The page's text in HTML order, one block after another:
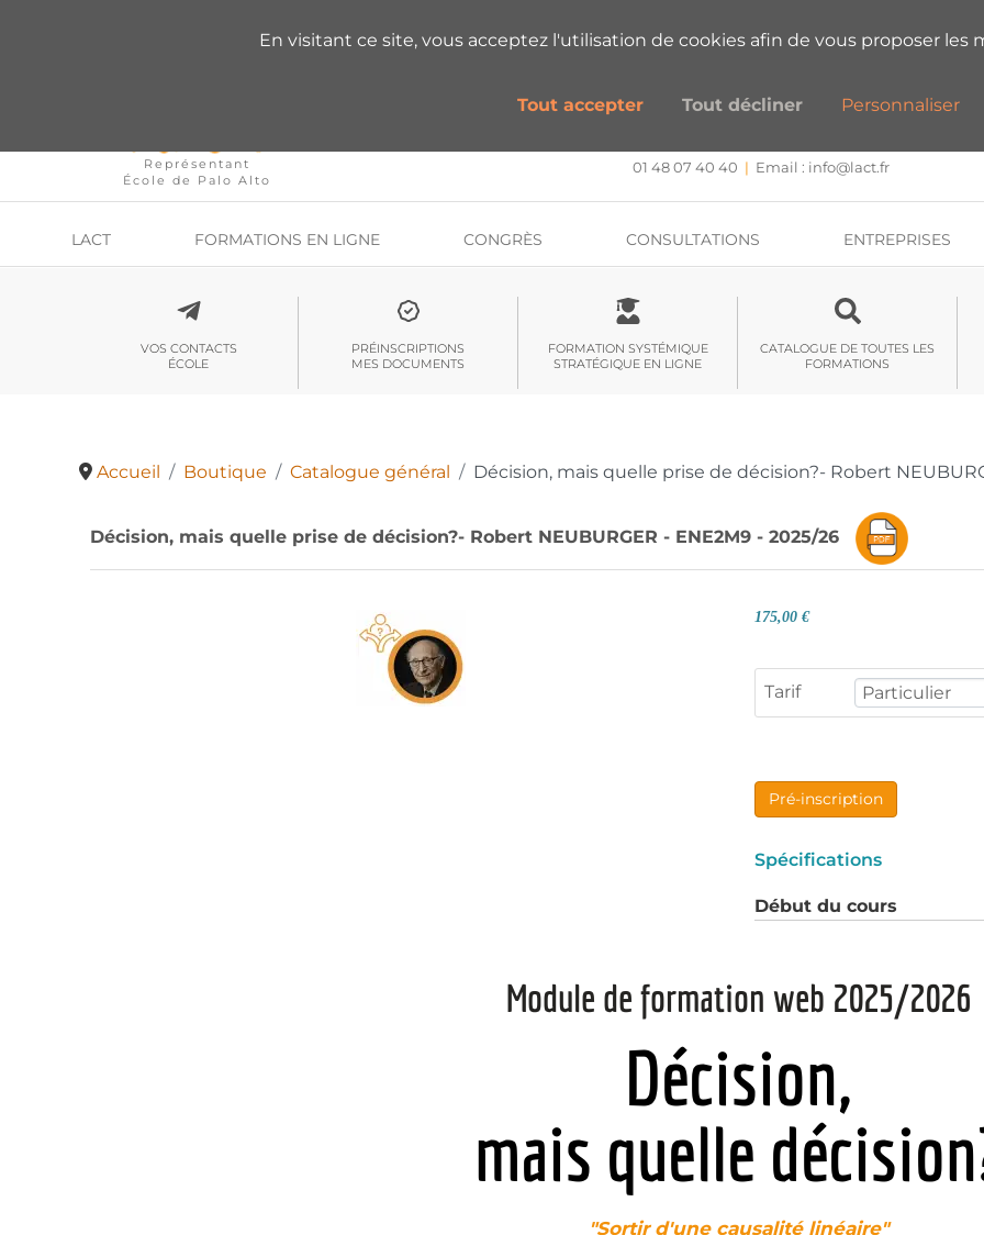
Représentant
École de Palo Alto
CENTRE DE FORMATION, INTERVENTION ET RECHERCHE
01 48 07 40 40 | Email : info@lact.fr
VOUS AVEZ DES QUESTIONS SUR NOS FORMATIONS ?
LACT FORMATIONS EN LIGNE CONGRÈS CONSULTATIONS ENTREPRISES
VOS CONTACTS
ÉCOLE
PRÉINSCRIPTIONS
MES DOCUMENTS
FORMATION SYSTÉMIQUE
STRATÉGIQUE EN LIGNE
CATALOGUE DE TOUTES LES
FORMATIONS
Accueil Boutique Catalogue général Décision, mais quelle prise de décision?- Robert
Décision, mais quelle prise de décision?- Robert NEUBURGER - ENE2M9 - 2025/26
175,00 €
Tarif
Pré-inscription
Spécifications
Début du cours
Module de formation web 2025/2026
Décision,
mais quelle
"Sortir d'une causalité linéaire"
En visitant ce site, vous acceptez l'utilisation de cookies afin de vous proposer les
Tout accepter Tout décliner Personnaliser